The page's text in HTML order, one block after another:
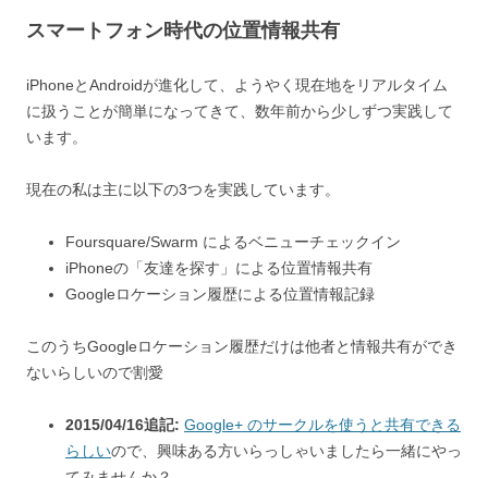
スマートフォン時代の位置情報共有
iPhoneとAndroidが進化して、ようやく現在地をリアルタイム
に扱うことが簡単になってきて、数年前から少しずつ実践して
います。
現在の私は主に以下の3つを実践しています。
Foursquare/Swarm によるベニューチェックイン
iPhoneの「友達を探す」による位置情報共有
Googleロケーション履歴による位置情報記録
このうちGoogleロケーション履歴だけは他者と情報共有ができ
ないらしいので割愛
2015/04/16追記: Google+ のサークルを使うと共有できる
らしいので、興味ある方いらっしゃいましたら一緒にやっ